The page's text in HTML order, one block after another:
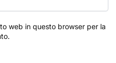
web in questo browser per la